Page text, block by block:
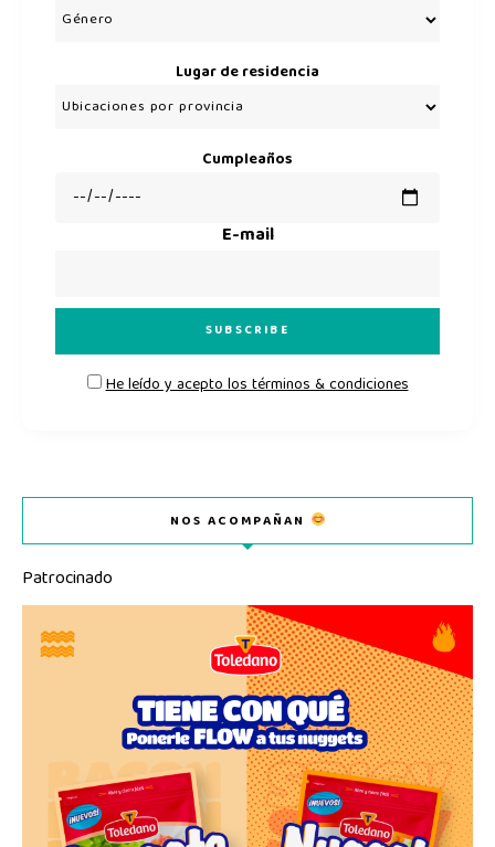
Lugar de residencia
Cumpleaños
E-mail
He leído y acepto los términos & condiciones
NOS ACOMPAÑAN
Patrocinado